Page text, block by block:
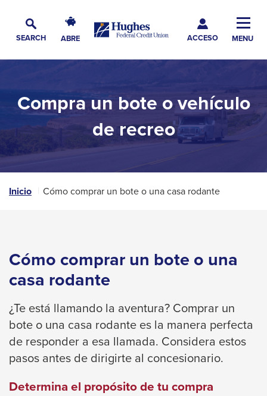
Navigation
Main
Content
Footer
SEARCH
búsqueda
ABRE
Federal
Union
ACCESO
Main
MENU
navigation
utilizes
arrow,
enter,
and
space
commands.
Left
and
right
arrows
move
across
top
level
Compra un bote o vehículo
de recreo
Inicio Cómo comprar un bote o una casa rodante
Cómo comprar un bote o una
casa rodante
¿Te está llamando la aventura? Comprar un
bote o una casa rodante es la manera perfecta
de responder a esa llamada. Considera estos
pasos antes de dirigirte al concesionario.
Determina el propósito de tu compra